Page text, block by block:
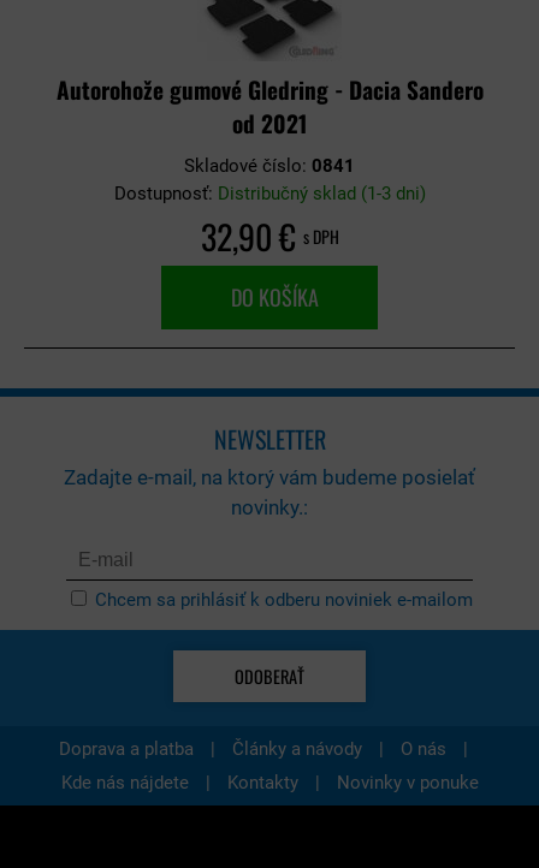
Autorohože gumové Gledring - Dacia Sandero
od 2021
Skladové číslo: 0841
Dostupnosť: Distribučný sklad (1-3 dni)
32,90 € s DPH
DO KOŠÍKA
NEWSLETTER
Zadajte e-mail, na ktorý vám budeme posielať
novinky.:
Chcem sa prihlásiť k odberu noviniek e-mailom
ODOBERAŤ
Doprava a platba | Články a návody | O nás
|
Kde nás nájdete
| Kontakty | Novinky v ponuke